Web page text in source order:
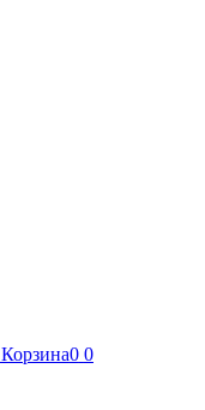
Корзина0 0